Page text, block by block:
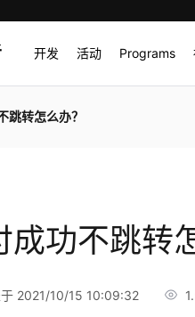
开发 活动 Programs
跳转怎么办？
功不跳转
于 2021/10/15 10:09:32